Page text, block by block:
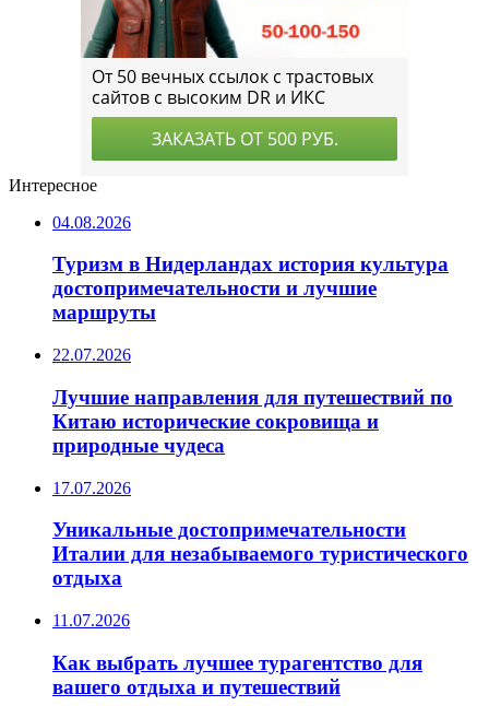
Интересное
04.08.2026
Туризм в Нидерландах история культура
достопримечательности и лучшие
маршруты
22.07.2026
Лучшие направления для путешествий по
Китаю исторические сокровища и
природные чудеса
17.07.2026
Уникальные достопримечательности
Италии для незабываемого туристического
отдыха
11.07.2026
Как выбрать лучшее турагентство для
вашего отдыха и путешествий